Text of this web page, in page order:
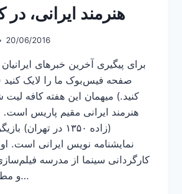
هنرمند ایرانی، در
20/06/2016
برای پیگیری آخرین خبرهای
صفحه فیس‌بوک ما را لایک کنید
کنید.) میهمان این هفته کافه
هنرمند ایرانی مقیم پاریس
(زاده ۱۳۵۰ در تهران)
نمایشنامه نویس ایرانی است.
کارگردانی سینما از مدرسه
و مطالعات تئاتر از…